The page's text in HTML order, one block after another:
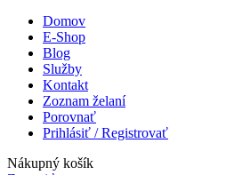
Domov
E-Shop
Blog
Služby
Kontakt
Zoznam želaní
Porovnať
Prihlásiť / Registrovať
Nákupný košík